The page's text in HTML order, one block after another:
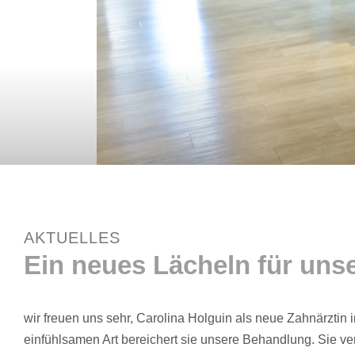
AKTUELLES
Ein neues Lächeln für
wir freuen uns sehr, Carolina Holguin als neue
einfühlsamen Art bereichert sie unsere Behandlung. Sie